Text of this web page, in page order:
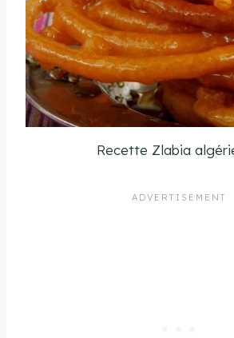
Recette Zlabia